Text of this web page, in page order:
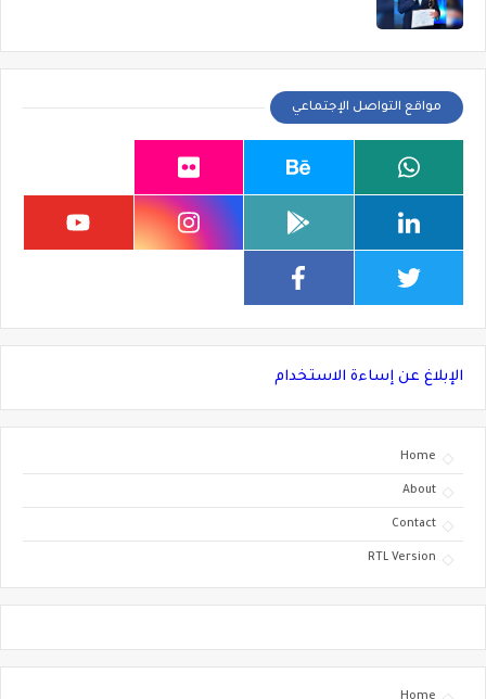
مواقع التواصل الإجتماعي
الإبلاغ عن إساءة الاستخدام
Home
About
Contact
RTL Version